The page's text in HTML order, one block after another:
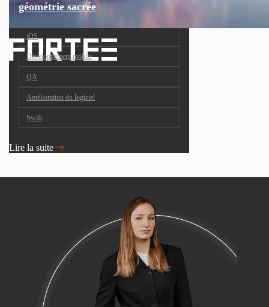
géométrie sacrée
iOS
Développement mobile
QA
Amélioration du logiciel
Swift
Lire la suite